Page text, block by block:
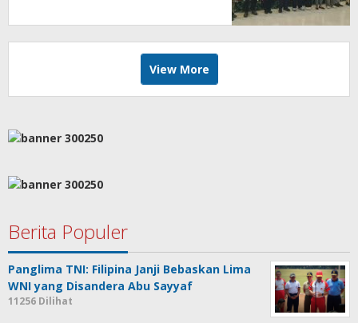
View More
Berita Populer
Panglima TNI: Filipina Janji Bebaskan Lima
WNI yang Disandera Abu Sayyaf
11256 Dilihat